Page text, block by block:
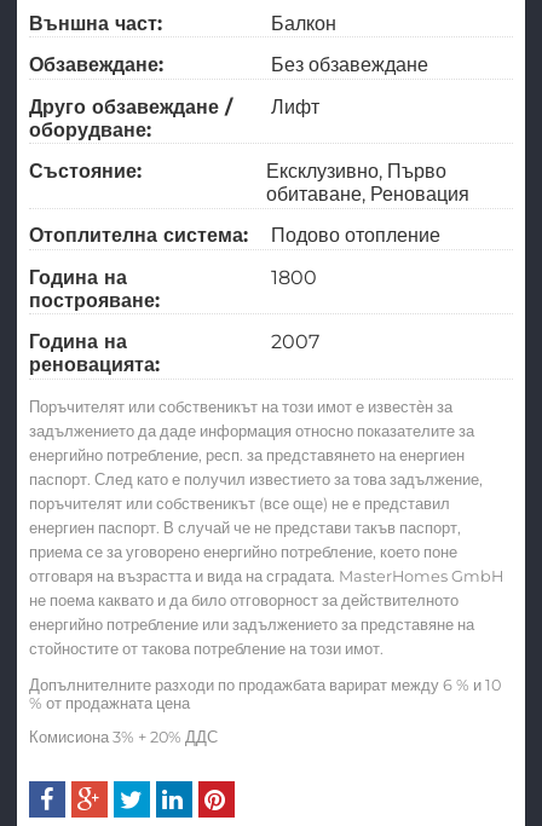
Външна част:
Балкон
Обзавеждане:
Без обзавеждане
Друго обзавеждане /
оборудване:
Лифт
Състояние: Ексклузивно Първо
обитаване Реновация
Отоплителна система:
Подово отопление
Година на
построяване:
1800
Година на
реновацията:
2007
Поръчителят или собственикът на този имот е известѐн за
задължението да даде информация относно показателите за
енергийно потребление, респ. за представянето на енергиен
паспорт. След като е получил известието за това задължение,
поръчителят или собственикът (все още) не е представил
енергиен паспорт. В случай че не представи такъв паспорт,
приема се за уговорено енергийно потребление, което поне
отговаря на възрастта и вида на сградата. MasterHomes GmbH
не поема каквато и да било отговорност за действителното
енергийно потребление или задължението за представяне на
стойностите от такова потребление на този имот.
Допълнителните разходи по продажбата варират между 6 % и 10
% от продажната цена
Комисиона 3% + 20% ДДС